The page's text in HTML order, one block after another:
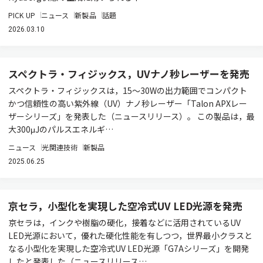
PICK UP ニュース 新製品 話題
2026.03.10
スペクトラ・フィジックス，UVナノ秒レーザーを発売
スペクトラ・フィジックスは，15～30Wの出力範囲でコンパクト
かつ信頼性の高い紫外線（UV）ナノ秒レーザー「Talon APXレー
ザーシリーズ」を発表した（ニュースリリース）。 この製品は，最
大300μJのパルスエネルギ…
ニュース 光関連技術 新製品
2025.06.25
京セラ，小型化を実現した空冷式UV LED光源を発売
京セラは，インクや樹脂の硬化，接着などに活用されているUV
LED光源において，優れた硬化性能を有しつつ，世界最小クラスと
なる小型化を実現した空冷式UV LED光源「G7Aシリーズ」を開発